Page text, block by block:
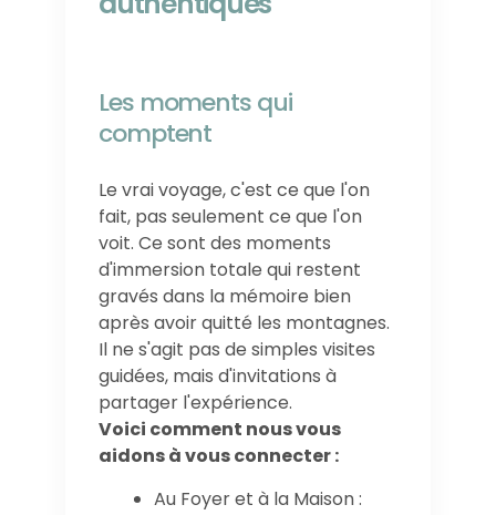
Les moments qui
comptent
Le vrai voyage, c'est ce que l'on
fait, pas seulement ce que l'on
voit. Ce sont des moments
d'immersion totale qui restent
gravés dans la mémoire bien
après avoir quitté les montagnes.
Il ne s'agit pas de simples visites
guidées, mais d'invitations à
partager l'expérience.
Voici comment nous vous
aidons à vous connecter :
Au Foyer et à la Maison :